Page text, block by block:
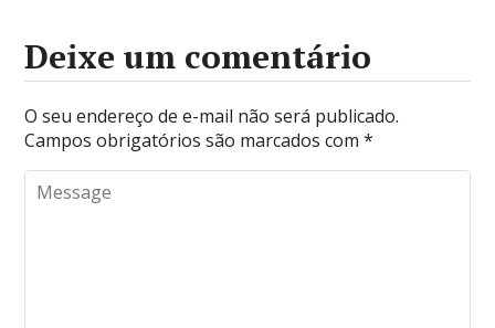
Deixe um comentário
O seu endereço de e-mail não será publicado.
Campos obrigatórios são marcados com*